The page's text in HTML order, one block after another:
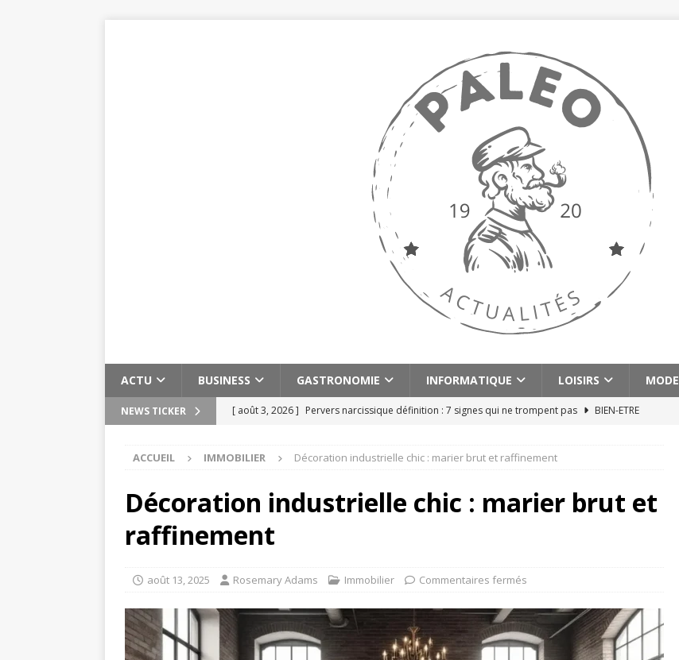
ACTU BUSINESS GASTRONOMIE INFORMATIQUE LOISIRS MODE
NEWS TICKER [ août 3, 2026 ] Pervers narcissique définition : 7 signes qui ne trompent pas
BIEN-ETRE
Maroc
ACTU
[ août 2, 2026 ]
Meilleure saison pour voyager en Géorgie : conseils pratiques et astuces
[ juillet 30, 2026 ]
Planifier un voyage en Albanie avec un budget serré : astuces et conseils
ACCUEIL IMMOBILIER Décoration industrielle chic : marier brut et raffinement
Décoration industrielle chic : marier brut et
raffinement
août 13, 2025 Rosemary Adams Immobilier Commentaires fermés